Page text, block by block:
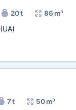
20 t 86 m³
(UA)
7 t 50 m³